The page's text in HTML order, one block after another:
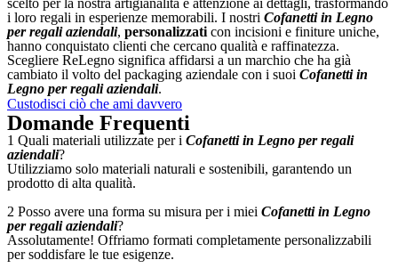
i loro regali in esperienze memorabili. I nostri Cofanetti in Legno
per regali aziendali, personalizzati con incisioni e finiture uniche,
hanno conquistato clienti che cercano qualità e raffinatezza.
Scegliere ReLegno significa affidarsi a un marchio che ha già
cambiato il volto del packaging aziendale con i suoi Cofanetti in
Legno per regali aziendali.
Custodisci ciò che ami davvero
Domande Frequenti
1 Quali materiali utilizzate per i Cofanetti in Legno per regali
aziendali?
Utilizziamo solo materiali naturali e sostenibili, garantendo un
prodotto di alta qualità.
2 Posso avere una forma su misura per i miei Cofanetti in Legno
per regali aziendali?
Assolutamente! Offriamo formati completamente personalizzabili
per soddisfare le tue esigenze.